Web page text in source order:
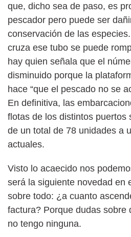
que, dicho sea de paso, es
pescador pero puede ser
conservación de las
cruza ese tubo se puede
hay quien señala que el
disminuido porque la
hace “que el pescado no se
En definitiva, las
flotas de los distintos puertos
de un total de 78 unidades a
actuales.
Visto lo acaecido nos
será la siguiente novedad en
sobre todo: ¿a cuanto
factura? Porque dudas sobre
no tengo ninguna.